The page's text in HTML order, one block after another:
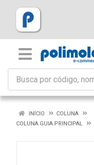
INÍCIO
COLUNA
COLUNA GUIA PRINCIPAL